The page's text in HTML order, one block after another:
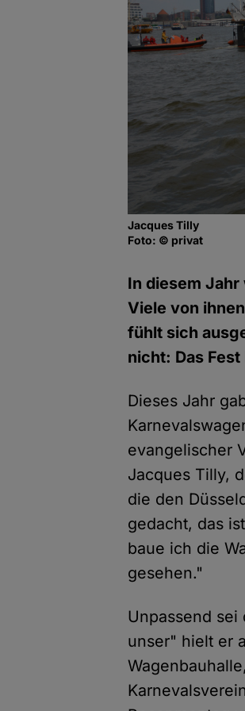
Jacques Tilly
Foto: © privat
In diesem
Viele von
fühlt sich
nicht: Das
Dieses Jahr
evangelischer
Jacques Tilly,
die den
gedacht, das
baue ich die
gesehen."
Unpassend sei
unser" hielt er